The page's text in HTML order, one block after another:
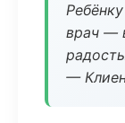
врач —
—